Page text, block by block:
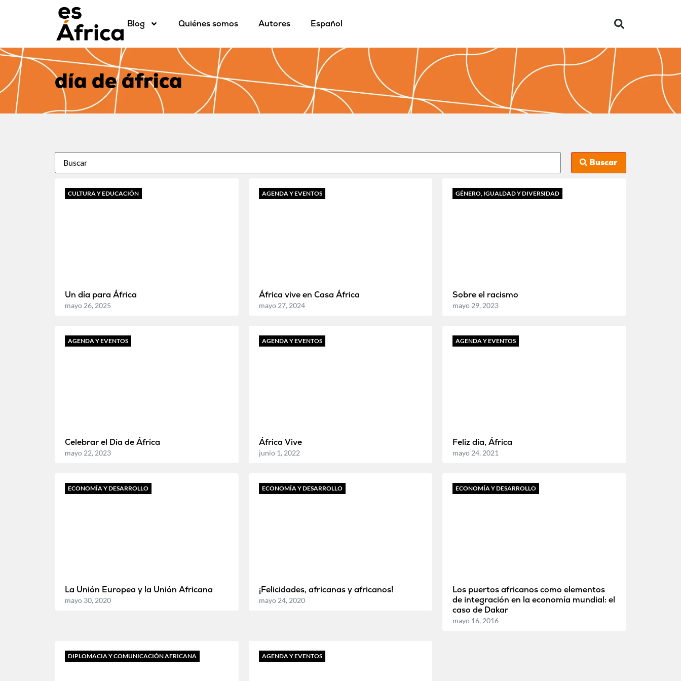
Blog Quiénes somos Autores Español
día de áfrica
Buscar
CULTURA Y EDUCACIÓN
Un día para África
mayo 26, 2025
AGENDA Y EVENTOS
África vive en Casa África
mayo 27, 2024
GÉNERO, IGUALDAD Y DIVERSIDAD
Sobre el racismo
mayo 29, 2023
AGENDA Y EVENTOS
Celebrar el Día de África
mayo 22, 2023
AGENDA Y EVENTOS
África Vive
junio 1, 2022
AGENDA Y EVENTOS
Feliz día, África
mayo 24, 2021
ECONOMÍA Y DESARROLLO
La Unión Europea y la Unión Africana
mayo 30, 2020
ECONOMÍA Y DESARROLLO
¡Felicidades, africanas y africanos!
mayo 24, 2020
ECONOMÍA Y DESARROLLO
Los puertos africanos como elementos
de integración en la economía mundial: el
caso de Dakar
mayo 16, 2016
DIPLOMACIA Y COMUNICACIÓN AFRICANA AGENDA Y EVENTOS